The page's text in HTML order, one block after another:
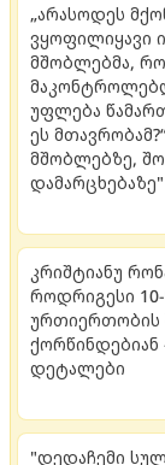
„არასოდეს
ვყოფილიყავი
მშობლებმა,
უფლება
ეს
მშობლებზე,
დამარცხებაზე"
კრიშტიანუ
როდრიგესი
ურთიერთობის
დეტალები
"დედაჩემი